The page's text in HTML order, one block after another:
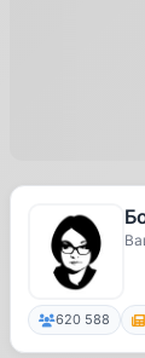
620 588